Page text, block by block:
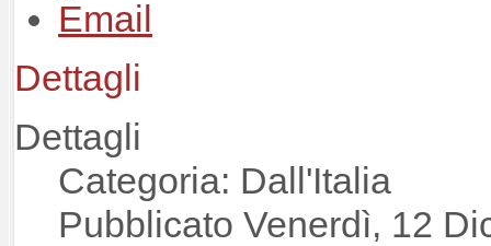
Dettagli
Dettagli
Categoria: Dall'Italia
Pubblicato Venerdì, 12